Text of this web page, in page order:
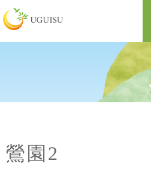
鶯園2